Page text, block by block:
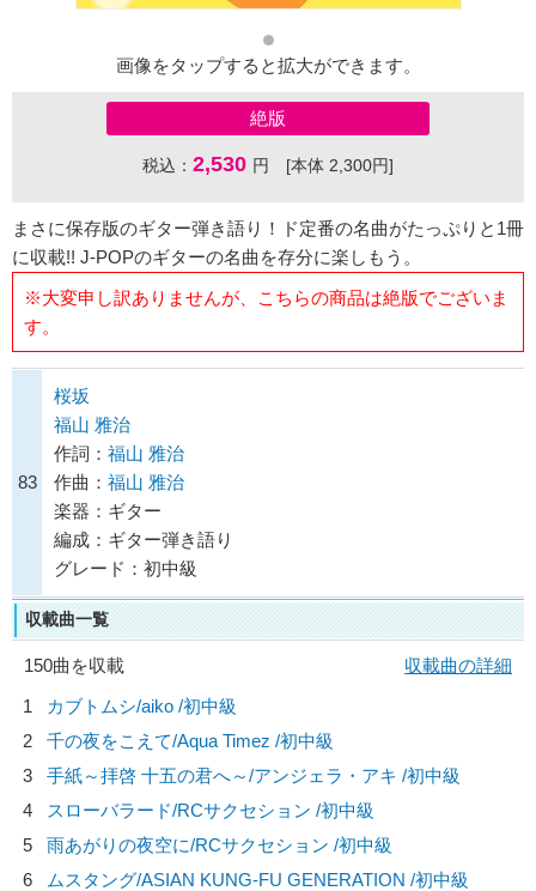
画像をタップすると拡大ができます。
絶版
税込： 2,530 円 [本体 2,300円]
まさに保存版のギター弾き語り！ド定番の名曲がたっぷりと1冊
に収載!! J-POPのギターの名曲を存分に楽しもう。
※大変申し訳ありませんが、こちらの商品は絶版でございま
す。
83
桜坂
福山 雅治
作詞： 福山 雅治
作曲： 福山 雅治
楽器：ギター
編成：ギター弾き語り
グレード：初中級
収載曲一覧
150曲を収載
収載曲の詳細
1
カブトムシ/aiko /初中級
2
千の夜をこえて/Aqua Timez /初中級
3
手紙～拝啓 十五の君へ～/アンジェラ・アキ /初中級
4
スローバラード/RCサクセション /初中級
5
雨あがりの夜空に/RCサクセション /初中級
6
ムスタング/ASIAN KUNG-FU GENERATION /初中級